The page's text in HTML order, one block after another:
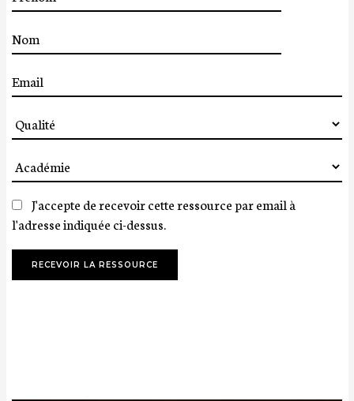
Nom
Email
Qualité
Académie
J'accepte de recevoir cette ressource par email à
l'adresse indiquée ci-dessus.